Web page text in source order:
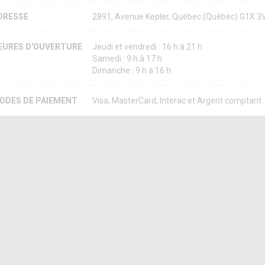
2891, Avenue Kepler, Québec (Québec) G1X
D'OUVERTURE
Jeudi et vendredi : 16 h à 21 h
Samedi : 9 h à 17 h
Dimanche : 9 h à 16 h
DE PAIEMENT Visa, MasterCard, Interac et Argent comptant